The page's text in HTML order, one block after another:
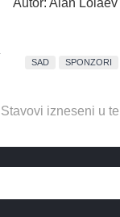
Autor: Alan Lolaev
SAD SPONZORI
Stavovi izneseni u